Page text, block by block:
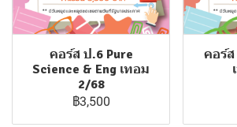
คอร์ส ป.6 Pure
Science & Eng เทอม
2/68
฿3,500
คอร์ส